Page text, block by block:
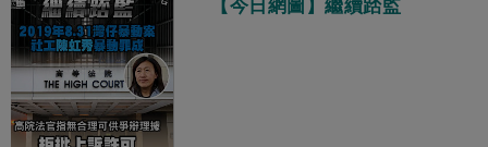
【今日網圖】繼續踎監